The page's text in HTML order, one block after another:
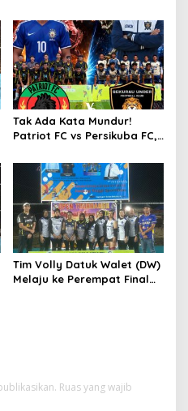
Sekurau Cup II 2026, Siap
Dukung Sekurau Cup III
Lebih Meriah
Tak Ada Kata Mundur!
Patriot FC vs Persikuba FC,
Lawan BSA FC Final
Tim Volly Datuk Walet (DW)
Melaju ke Perempat Final
Ruas yang wajib